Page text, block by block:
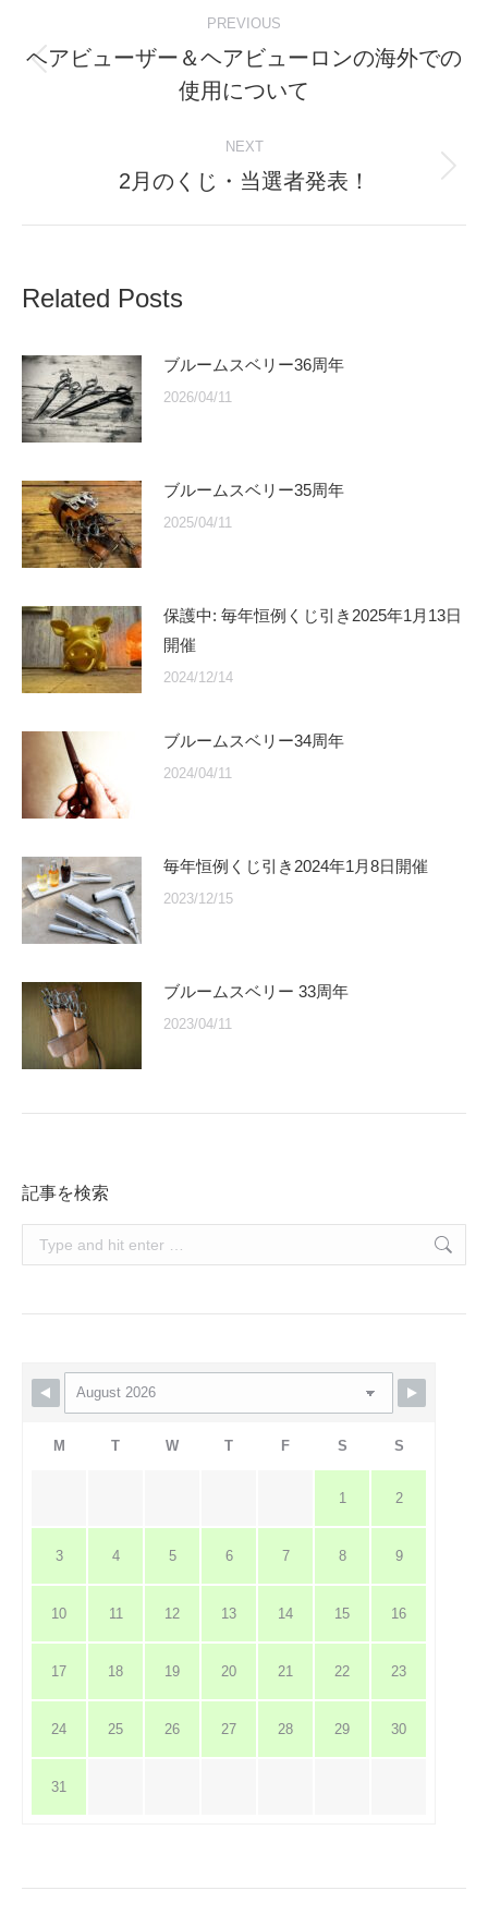
navigation
PREVIOUS
Previous
post:
ヘアビューザー＆ヘアビューロンの海外での
使用について
NEXT
Next
2月のくじ・当選者発表！
Related Posts
ブルームスベリー36周年
2026/04/11
ブルームスベリー35周年
2025/04/11
保護中: 毎年恒例くじ引き2025年1月13日
開催
2024/12/14
ブルームスベリー34周年
2024/04/11
毎年恒例くじ引き2024年1月8日開催
2023/12/15
ブルームスベリー 33周年
2023/04/11
記事を検索
Search:
M T W T F S S
1 2
3 4 5 6 7 8 9
10 11 12 13 14 15 16
17 18 19 20 21 22 23
24 25 26 27 28 29 30
31